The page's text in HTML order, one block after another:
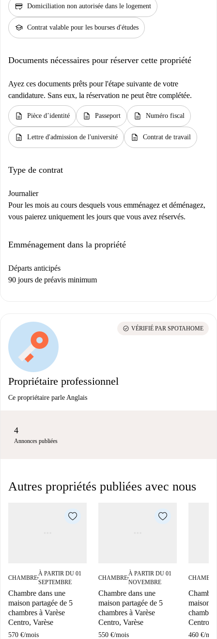
credit_score Domiciliation non autorisée dans le logement
school Contrat valable pour les bourses d'études
Documents nécessaires pour réserver cette propriété
Ayez ces documents prêts pour l'étape suivante de votre
candidature. Sans eux, la réservation ne peut être complétée.
description Pièce d’identité description Passeport description Numéro fiscal
description Lettre d'admission de l'université description Contrat de travail
Type de contrat
Journalier
Pour les mois au cours desquels vous emménagez et déménagez,
vous paierez uniquement les jours que vous avez réservés.
Emménagement dans la propriété
Départs anticipés
90 jours de préavis minimum
Propriétaire professionnel
Ce propriétaire parle Anglais
check_circle VÉRIFIÉ PAR SPOTAHOME
4
Annonces publiées
Autres propriétés publiées avec nous
CHAMBRE■
À PARTIR DU 01
SEPTEMBRE
Chambre dans une
maison partagée de 5
chambres à Varèse
Centro, Varèse
570 €/mois
CHAMBRE■
À PARTIR DU 01
NOVEMBRE
Chambre dans une
maison partagée de 5
chambres à Varèse
Centro, Varèse
550 €/mois
CHAMBRE
maison
Centro,
460 €/